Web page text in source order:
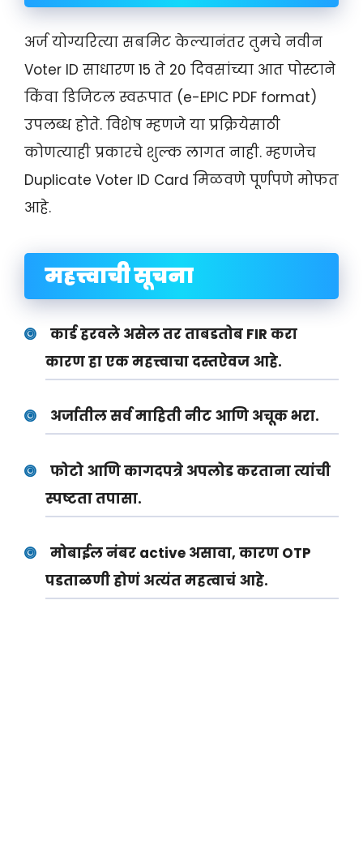
अर्ज योग्यरित्या सबमिट केल्यानंतर तुमचे नवीन
Voter ID साधारण 15 ते 20 दिवसांच्या आत पोस्टाने
किंवा डिजिटल स्वरूपात (e-EPIC PDF format)
उपलब्ध होते. विशेष म्हणजे या प्रक्रियेसाठी
कोणत्याही प्रकारचे शुल्क लागत नाही. म्हणजेच
Duplicate Voter ID Card मिळवणे पूर्णपणे मोफत
आहे.
महत्त्वाची सूचना
कार्ड हरवले असेल तर ताबडतोब FIR करा
कारण हा एक महत्त्वाचा दस्तऐवज आहे.
अर्जातील सर्व माहिती नीट आणि अचूक भरा.
फोटो आणि कागदपत्रे अपलोड करताना त्यांची
स्पष्टता तपासा.
मोबाईल नंबर active असावा, कारण OTP
पडताळणी होणं अत्यंत महत्वाचं आहे.